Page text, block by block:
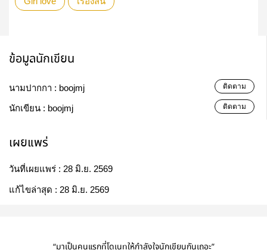
ข้อมูลนักเขียน
นามปากกา : boojmj ติดตาม
นักเขียน : boojmj ติดตาม
เผยแพร่
วันที่เผยแพร่ : 28 มิ.ย. 2569
แก้ไขล่าสุด : 28 มิ.ย. 2569
“มาเป็นคนแรกที่โดเนทให้กำลังใจนักเขียนกันเถอะ”